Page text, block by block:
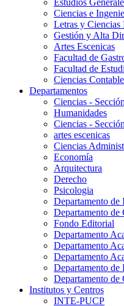
Estudios
Ciencias e
Letras y Ciencias
Gestión y Alta
Artes Escenicas
Facultad de
Facultad de
Ciencias
Departamentos
Ciencias -
Humanidades
Ciencias -
artes escenicas
Ciencias
Economía
Arquitectura
Derecho
Psicologia
Departamento de
Departamento de
Fondo Editorial
Departamento
Departamento
Departamento
Departamento de
Departamento de
Institutos y Centros
INTE-PUCP